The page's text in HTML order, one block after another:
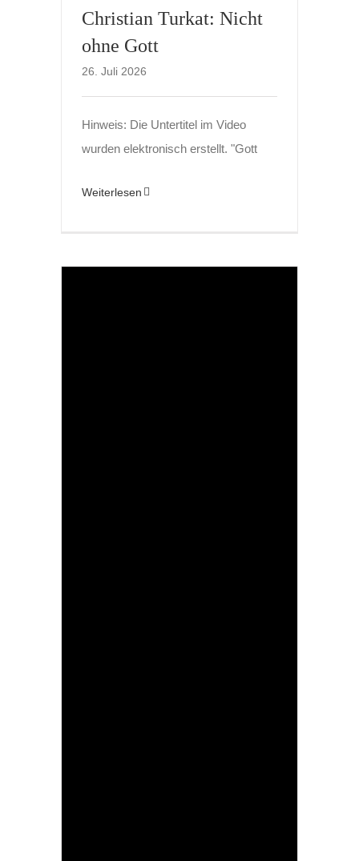
Christian Turkat: Nicht
ohne Gott
26. Juli 2026
Hinweis: Die Untertitel im Video
wurden elektronisch erstellt. "Gott
Weiterlesen